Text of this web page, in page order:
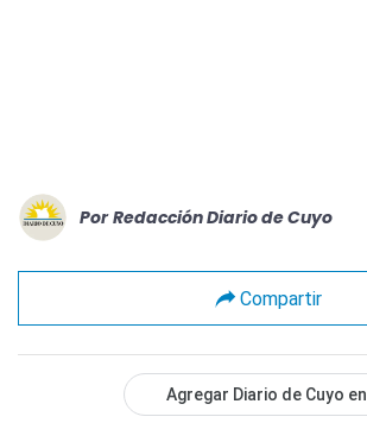
Por Redacción Diario de Cuyo
Compartir
Agregar Diario de Cuyo en